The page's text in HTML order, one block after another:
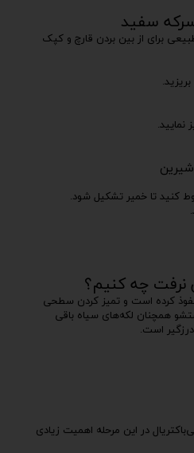
سفید
برای از بین بردن قارچ و کپک
نرفت چه کنیم؟
کرده است و تمیز کردن سطحی
همچنان لکه‌های سیاه باقی
است.
در این مرحله اهمیت زیادی